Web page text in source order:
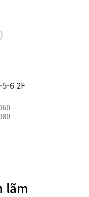
6 2F
lãm